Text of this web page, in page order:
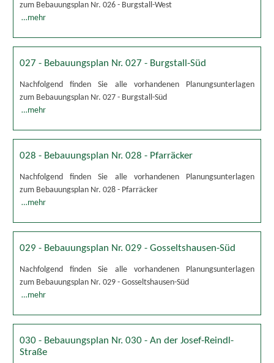
zum Bebauungsplan Nr. 026 - Burgstall-West
…mehr
027 - Bebauungsplan Nr. 027 - Burgstall-Süd
Nachfolgend finden Sie alle vorhandenen Planungsunterlagen
zum Bebauungsplan Nr. 027 - Burgstall-Süd
…mehr
028 - Bebauungsplan Nr. 028 - Pfarräcker
Nachfolgend finden Sie alle vorhandenen Planungsunterlagen
zum Bebauungsplan Nr. 028 - Pfarräcker
…mehr
029 - Bebauungsplan Nr. 029 - Gosseltshausen-Süd
Nachfolgend finden Sie alle vorhandenen Planungsunterlagen
zum Bebauungsplan Nr. 029 - Gosseltshausen-Süd
…mehr
030 - Bebauungsplan Nr. 030 - An der Josef-Reindl-
Straße